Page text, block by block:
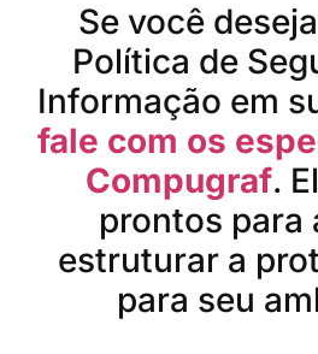
Se você
Política de
Informação em
fale com os
Compugraf.
prontos para
estruturar a
para seu